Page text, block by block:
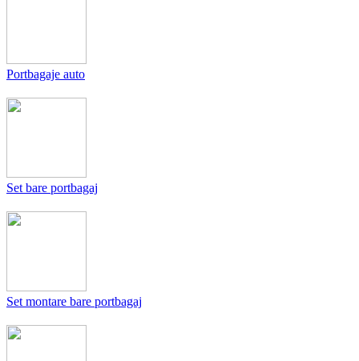
Portbagaje auto
Set bare portbagaj
Set montare bare portbagaj